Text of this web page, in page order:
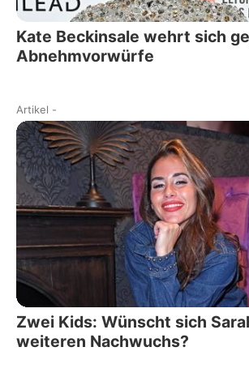
Kate Beckinsale wehrt sich
Abnehmvorwürfe
Artikel -
Zwei Kids: Wünscht sich
weiteren Nachwuchs?